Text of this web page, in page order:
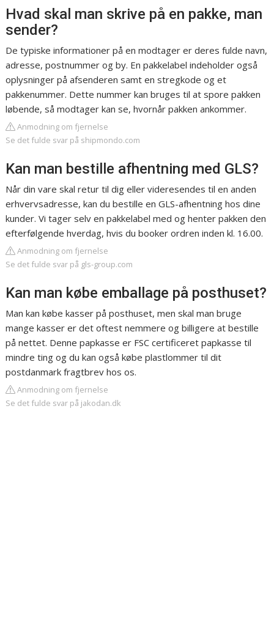
Hvad skal man skrive på en pakke, man
sender?
De typiske informationer på en modtager er deres fulde navn,
adresse, postnummer og by. En pakkelabel indeholder også
oplysninger på afsenderen samt en stregkode og et
pakkenummer. Dette nummer kan bruges til at spore pakken
løbende, så modtager kan se, hvornår pakken ankommer.
Anmodning om fjernelse
Se det fulde svar på shipmondo.com
Kan man bestille afhentning med GLS?
Når din vare skal retur til dig eller videresendes til en anden
erhvervsadresse, kan du bestille en GLS-afhentning hos dine
kunder. Vi tager selv en pakkelabel med og henter pakken den
efterfølgende hverdag, hvis du booker ordren inden kl. 16.00.
Anmodning om fjernelse
Se det fulde svar på gls-group.com
Kan man købe emballage på posthuset?
Man kan købe kasser på posthuset, men skal man bruge
mange kasser er det oftest nemmere og billigere at bestille
på nettet. Denne papkasse er FSC certificeret papkasse til
mindre ting og du kan også købe plastlommer til dit
postdanmark fragtbrev hos os.
Anmodning om fjernelse
Se det fulde svar på jakodan.dk